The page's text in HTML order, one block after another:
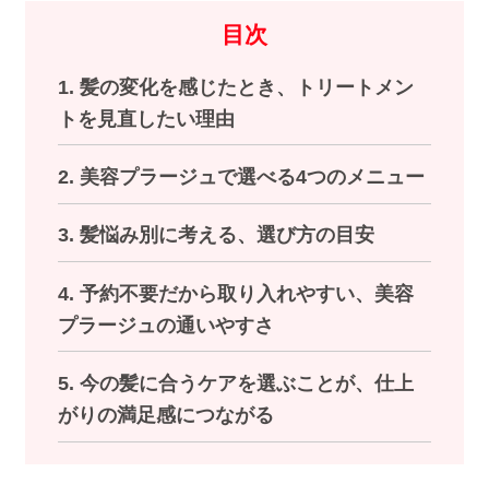
目次
1. 髪の変化を感じたとき、トリートメン
トを見直したい理由
2. 美容プラージュで選べる4つのメニュー
3. 髪悩み別に考える、選び方の目安
4. 予約不要だから取り入れやすい、美容
プラージュの通いやすさ
5. 今の髪に合うケアを選ぶことが、仕上
がりの満足感につながる